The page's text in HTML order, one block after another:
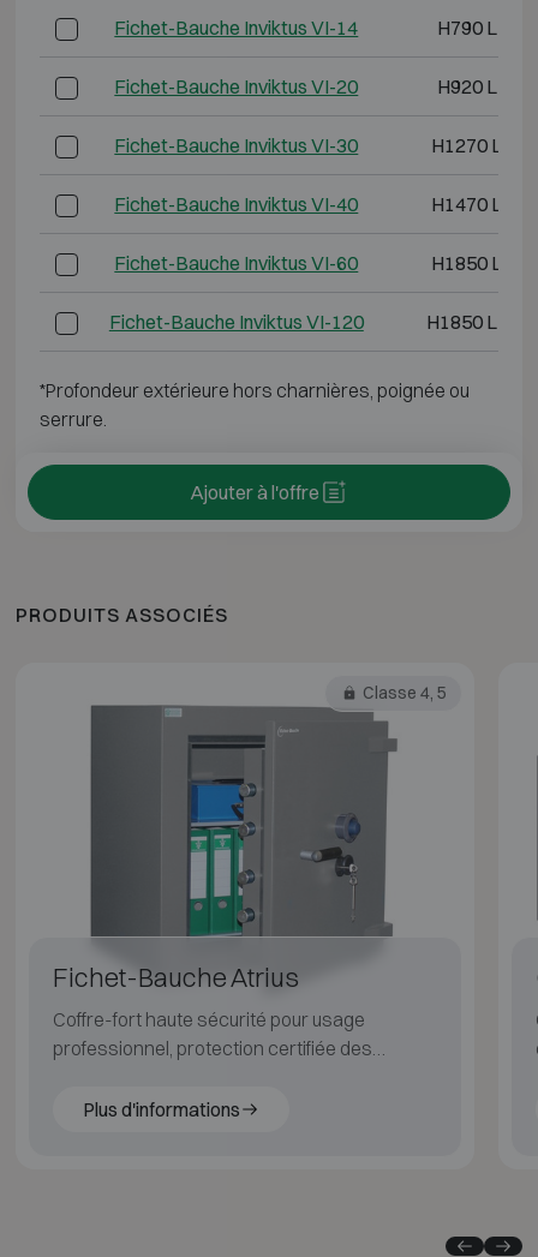
Fichet-Bauche Inviktus VI-14 H790 L730
Fichet-Bauche Inviktus VI-20 H920 L730
Fichet-Bauche Inviktus VI-30 H1270
Fichet-Bauche Inviktus VI-40 H1470
Fichet-Bauche Inviktus VI-60 H1850
Fichet-Bauche Inviktus VI-120 H1850
*Profondeur extérieure hors charnières, poignée ou
serrure.
Ajouter à l'offre
PRODUITS ASSOCIÉS
Classe 4, 5
Fichet-Bauche Atrius
Coffre-fort haute sécurité pour usage
professionnel, protection certifiée des
Plus d'informations